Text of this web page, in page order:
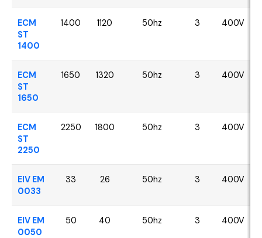
ECM
ST
1400
1400 1120 50hz 3 400V
ECM
ST
1650
1650 1320 50hz 3 400V
ECM
ST
2250
2250 1800 50hz 3 400V
EIV EM
0033
33 26 50hz 3 400V
EIV EM
0050
50 40 50hz 3 400V